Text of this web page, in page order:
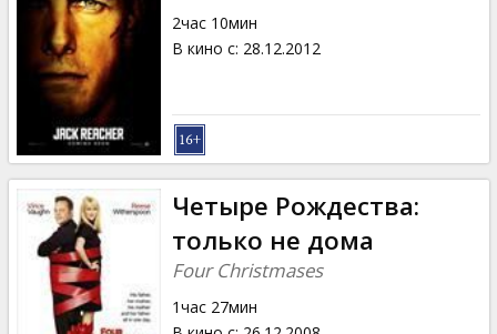
2час 10мин
В кино с: 28.12.2012
Четыре Рождества:
только не дома
Four Christmases
1час 27мин